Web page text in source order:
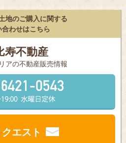
地のご購入に関する
合わせはこちら
寿不動産
アの不動産販売情報
エスト